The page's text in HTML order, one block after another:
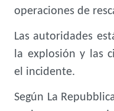
operaciones de
Las autoridades
la explosión y las
el incidente.
Según La